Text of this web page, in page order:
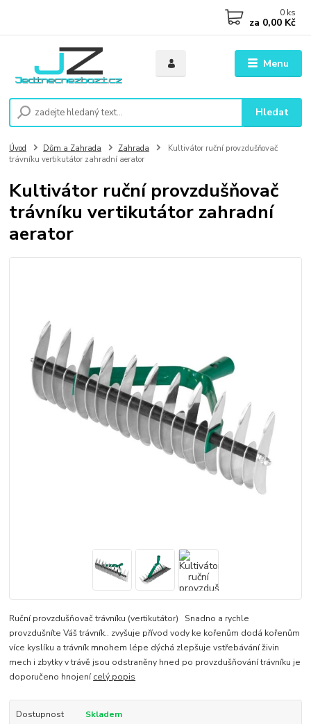
Menu
Hledat
0 ks
za 0,00 Kč
Úvod Dům a Zahrada Zahrada
Kultivátor ruční provzdušňovač
trávníku vertikutátor zahradní aerator
Kultivátor ruční provzdušňovač
trávníku vertikutátor zahradní
aerator
Ruční provzdušňovač trávníku (vertikutátor) Snadno a rychle
provzdušníte Váš trávník.. zvyšuje přívod vody ke kořenům dodá kořenům
více kyslíku a trávník mnohem lépe dýchá zlepšuje vstřebávání živin
mech i zbytky v trávě jsou odstraněny hned po provzdušňování trávníku je
doporučeno hnojenícelý popis
Dostupnost Skladem